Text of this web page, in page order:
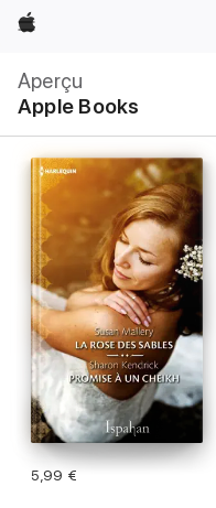
Apple
Aperçu
Apple Books
locale
Ouvrir
menu
5,99 €